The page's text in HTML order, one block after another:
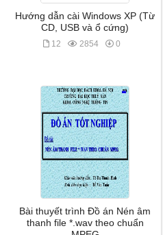
Hướng dẫn cài Windows XP (Từ
CD, USB và ổ cứng)
12 2854 0
Bài thuyết trình Đồ án Nén âm
thanh file *.wav theo chuẩn